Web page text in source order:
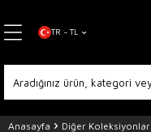
TR − TL
Anasayfa Diğer Koleksiyonlar